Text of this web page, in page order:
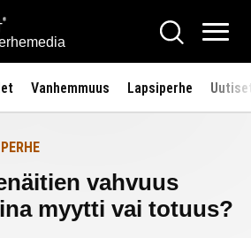
Hae
Vanhemmuus Lapsiperhe
vahvuus
myytti vai totuus?